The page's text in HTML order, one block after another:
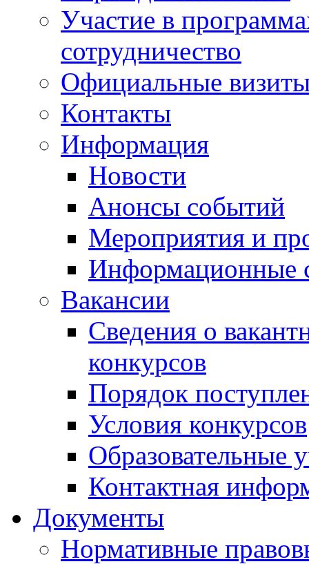
Участие в
сотрудничество
Официальные
Контакты
Информация
Новости
Анонсы событий
Мероприятия и
Информационные
Вакансии
Сведения о
конкурсов
Порядок
Условия конкурсов
Образовательные
Контактная
Документы
Нормативные